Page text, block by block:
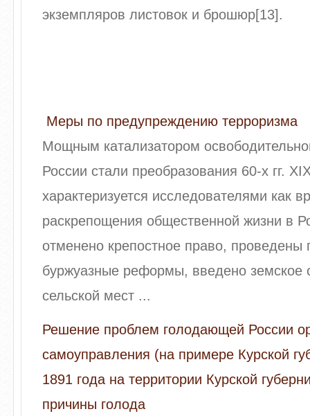
экземпляров листовок и брошюр[13].
Меры по предупреждению терроризма
Мощным катализатором
России стали преобразования 60-х гг.
характеризуется исследователями как
раскрепощения общественной жизни в
отменено крепостное право, проведены
буржуазные реформы, введено земское
сельской мест ...
Решение проблем голодающей России
самоуправления (на примере Курской
1891 года на территории Курской
причины голода